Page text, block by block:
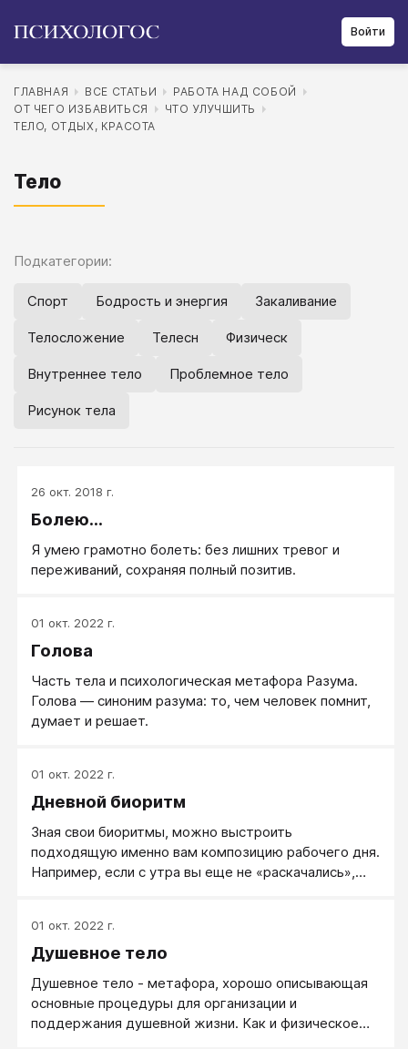
Войти
ГЛАВНАЯ ВСЕ СТАТЬИ
РАБОТА НАД СОБОЙ
ОТ ЧЕГО ИЗБАВИТЬСЯ
ЧТО УЛУЧШИТЬ
ТЕЛО, ОТДЫХ, КРАСОТА
Тело
Подкатегории:
Спорт Бодрость и энергия Закаливание
Телосложение Телесн Физическ
Внутреннее тело Проблемное тело
Рисунок тела
26 окт. 2018 г.
Болею...
Я умею грамотно болеть: без лишних тревог и
переживаний, сохраняя полный позитив.
01 окт. 2022 г.
Голова
Часть тела и психологическая метафора Разума.
Голова ― синоним разума: то, чем человек помнит,
думает и решает.
01 окт. 2022 г.
Дневной биоритм
Зная свои биоритмы, можно выстроить
подходящую именно вам композицию рабочего дня.
Например, если с утра вы еще не «раскачались»,
01 окт. 2022 г.
Душевное тело
Душевное тело - метафора, хорошо описывающая
основные процедуры для организации и
поддержания душевной жизни. Как и физическое